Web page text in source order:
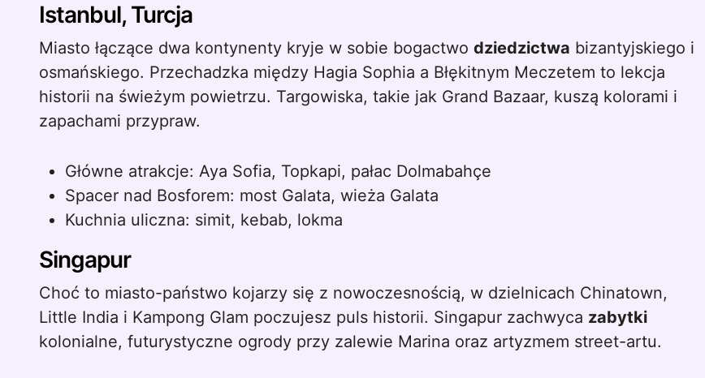
Istanbul, Turcja
Miasto łączące dwa kontynenty kryje w sobie bogactwo dziedzictwa bizantyjskiego i
osmańskiego. Przechadzka między Hagia Sophia a Błękitnym Meczetem to lekcja
historii na świeżym powietrzu. Targowiska, takie jak Grand Bazaar, kuszą kolorami i
zapachami przypraw.
Główne atrakcje: Aya Sofia, Topkapi, pałac Dolmabahçe
Spacer nad Bosforem: most Galata, wieża Galata
Kuchnia uliczna: simit, kebab, lokma
Singapur
Choć to miasto-państwo kojarzy się z nowoczesnością, w dzielnicach Chinatown,
Little India i Kampong Glam poczujesz puls historii. Singapur zachwyca zabytki
kolonialne, futurystyczne ogrody przy zalewie Marina oraz artyzmem street-artu.